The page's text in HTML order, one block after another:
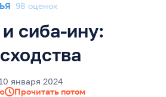
98 оценок
сиба-ину:
января 2024
Прочитать потом